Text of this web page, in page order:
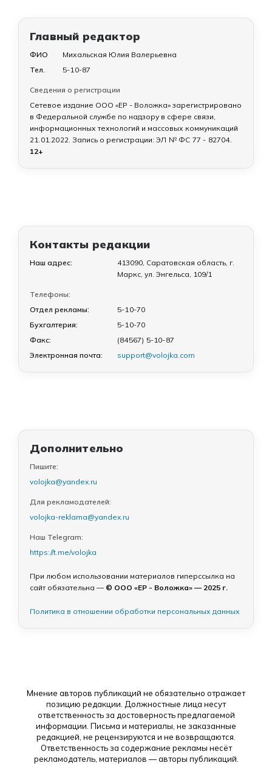
Главный редактор
ФИО
Михальская Юлия Валерьевна
Тел.
5-10-87
Сведения о регистрации
Сетевое издание ООО «ЕР - Воложка» зарегистрировано
в Федеральной службе по надзору в сфере связи,
информационных технологий и массовых коммуникаций
21.01.2022. Запись о регистрации: ЭЛ № ФС 77 - 82704.
12+
Контакты редакции
Наш адрес:
413090, Саратовская область, г.
Маркс, ул. Энгельса, 109/1
Телефоны:
Отдел рекламы:
5-10-70
Бухгалтерия:
5-10-70
Факс:
(84567) 5-10-87
Электронная почта:
support@volojka.com
Дополнительно
Пишите:
volojka@yandex.ru
Для рекламодателей:
volojka-reklama@yandex.ru
Наш Telegram:
https://t.me/volojka
При любом использовании материалов гиперссылка на
сайт обязательна — © ООО «ЕР - Воложка» — 2025 г.
Политика в отношении обработки персональных данных
Мнение авторов публикаций не обязательно отражает
позицию редакции. Должностные лица несут
ответственность за достоверность предлагаемой
информации. Письма и материалы, не заказанные
редакцией, не рецензируются и не возвращаются.
Ответственность за содержание рекламы несёт
рекламодатель, материалов — авторы публикаций.